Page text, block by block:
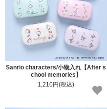
Sanrio characters/小物入れ【After s
chool memories】
1,210円(税込)